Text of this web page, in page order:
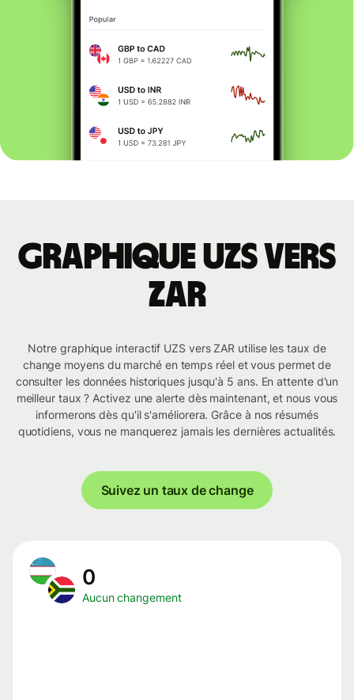
Graphique UZS vers
ZAR
Notre graphique interactif UZS vers ZAR utilise les taux de
change moyens du marché en temps réel et vous permet de
consulter les données historiques jusqu'à 5 ans. En attente d'un
meilleur taux ? Activez une alerte dès maintenant, et nous vous
informerons dès qu'il s'améliorera. Grâce à nos résumés
quotidiens, vous ne manquerez jamais les dernières actualités.
Suivez un taux de change
0
Aucun changement